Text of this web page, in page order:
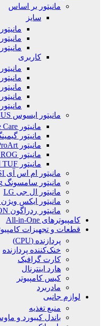
مانیتور بر اساس
سایز
مانیتور 24 اینچ
مانیتور 27 اینچ
مانیتور 32 اینچ
کاربری
مانیتور ایسوس ASUS
مانیتور Eye Care ایسوس
مانیتور
مانیتور ProArt ایسوس
مانیتور ROG ایسوس
مانیتور TUF ایسوس
مانیتور ام اس آی MSI
مانیتور سامسونگ Samsung
مانیتور ال جی LG
مانیتور ایکس ویژن X.Vision
مانیتور ردراگون REDRAGON
کامپیوترهای All-in-One
قطعات و تجهیزات
پردازنده (CPU)
خنک‌کننده پردازنده
کارت گرافیک
هارد اینترنال
کیس کامپیوتر
مادربرد
لوازم جانبی
منبع تغذیه
باندل کیبورد و